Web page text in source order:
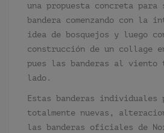
una propuesta concreta para
bandera comenzando con la
idea de bosquejos y luego
construcción de un collage
pues las banderas al viento
lado.
Estas banderas individuales
totalmente nuevas,
las banderas oficiales de